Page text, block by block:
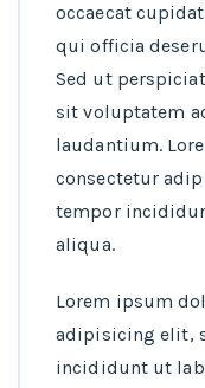
occaecat
qui officia
Sed ut
sit voluptatem
laudantium.
consectetur
tempor
aliqua.
Lorem ipsum
adipisicing elit,
incididunt ut